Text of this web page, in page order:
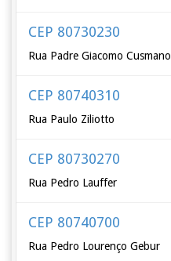
CEP 80730230
Rua Padre Giacomo Cusmano
CEP 80740310
Rua Paulo Ziliotto
CEP 80730270
Rua Pedro Lauffer
CEP 80740700
Rua Pedro Lourenço Gebur